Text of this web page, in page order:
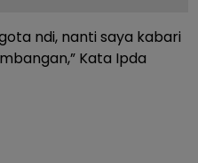
ndi, nanti saya kabari
Kata Ipda